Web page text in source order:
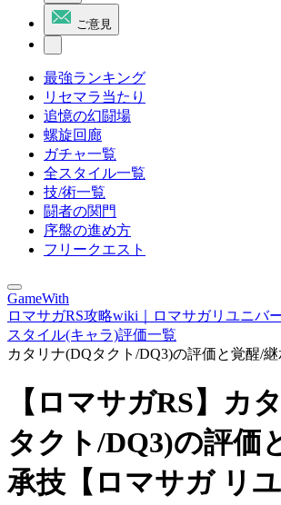
ご意見
最強ランキング
リセマラ当たり
追憶の幻闘場
螺旋回廊
ガチャ一覧
全スタイル一覧
技/術一覧
闘者の関門
序盤の進め方
フリークエスト
GameWith
ロマサガRS攻略wiki｜ロマサガリユニバ
スタイル(キャラ)評価一覧
カタリナ(DQタクト/DQ3)の評価と覚醒/
【ロマサガRS】カ
タクト/DQ3)の評価
承技【ロマサガ リ